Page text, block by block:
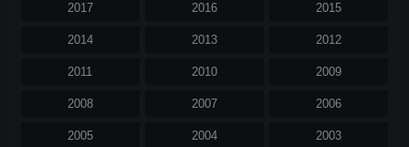
2017 2016 2015
2014 2013 2012
2011 2010 2009
2008 2007 2006
2005 2004 2003